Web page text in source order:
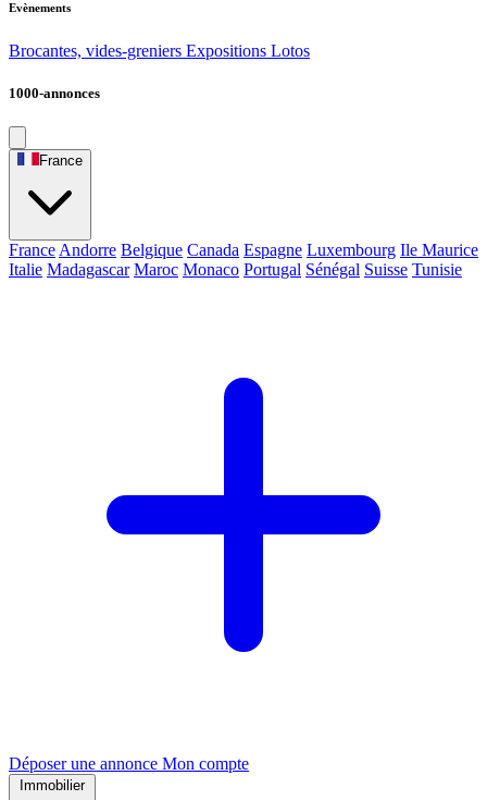
Evènements
Brocantes, vides-greniers Expositions Lotos
1000-annonces
France
France Andorre Belgique Canada Espagne Luxembourg Ile Maurice
Italie Madagascar Maroc Monaco Portugal Sénégal Suisse Tunisie
Déposer une annonce Mon compte
Immobilier